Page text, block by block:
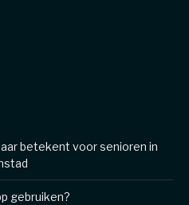
betekent voor senioren in
gebruiken?